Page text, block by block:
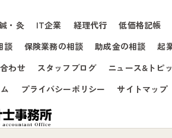
・灸 IT企業 経理代行 低価格記帳
談 保険業務の相談 助成金の相談 起
わせ スタッフブログ ニュース&トピ
プライバシーポリシー サイトマップ